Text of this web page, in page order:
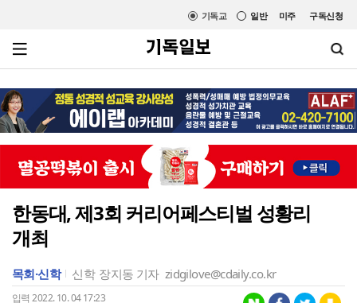
미주 구독신청
일반
기독교
한동대, 제3회 커리어페스티벌 성황리
개최
목회·신학 신학 장지동 기자 zidgilove@cdaily.co.kr
입력 2022. 10. 04 17:23